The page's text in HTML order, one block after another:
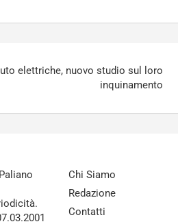
elettriche, nuovo studio sul loro
inquinamento
Chi Siamo
Redazione
Contatti